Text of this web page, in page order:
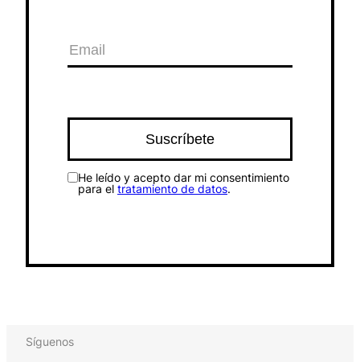
He leído y acepto dar mi consentimiento
para el tratamiento de datos.
Síguenos